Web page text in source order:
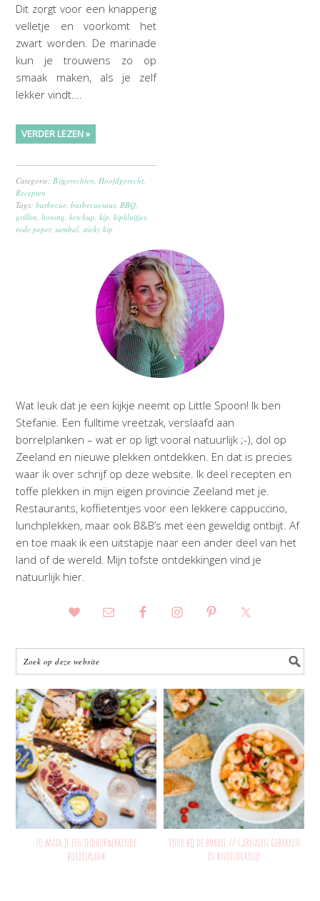
Dit zorgt voor een knapperig
velletje en voorkomt het
zwart worden. De marinade
kun je trouwens zo op
smaak maken, als je zelf
lekker vindt….
VERDER LEZEN »
Categorie: Bijgerechten Hoofdgerecht
Recepten
Tags:barbecue ,barbecuesaus BBQ
grillen ,honing ,ketchup ,kip ,kipkluifjes
rode peper,sambal ,sticky kip
Wat leuk dat je een kijkje neemt op Little Spoon! Ik ben
Stefanie. Een fulltime vreetzak, verslaafd aan
borrelplanken – wat er op ligt vooral natuurlijk ;-), dol op
Zeeland en nieuwe plekken ontdekken. En dat is precies
waar ik over schrijf op deze website. Ik deel recepten en
toffe plekken in mijn eigen provincie Zeeland met je.
Restaurants, koffietentjes voor een lekkere cappuccino,
lunchplekken, maar ook B&B’s met een geweldig ontbijt. Af
en toe maak ik een uitstapje naar een ander deel van het
land of de wereld. Mijn tofste ontdekkingen vind je
natuurlijk hier.
Zo maak je een indrukwekkende
borrelplank
Voor bij de borrel // Garnalen gebakken
in knoflookolie